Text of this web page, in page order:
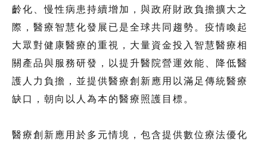
齡化、慢性病患持續增加，與政府財政負擔擴大之
際，醫療智慧化發展已是全球共同趨勢。疫情喚起
大眾對健康醫療的重視，大量資金投入智慧醫療相
關產品與服務研發，以提升醫院營運效能、降低醫
護人力負擔，並提供醫療創新應用以滿足傳統醫療
缺口，朝向以人為本的醫療照護目標。
醫療創新應用於多元情境，包含提供數位療法優化